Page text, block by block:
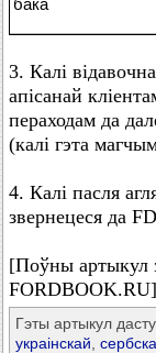
бака
3. Калі
апісанай
пераходам да
(калі гэта
4. Калі пасля
звернецеся да
[Поўны артыкул
FORDBOOK.RU]
Гэты артыкул
украінскай